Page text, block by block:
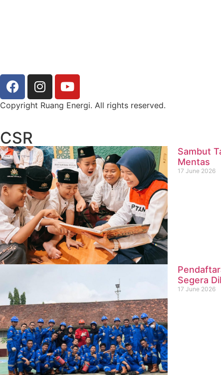
Copyright Ruang Energi. All rights reserved.
CSR
Sambut
Mentas
17 June 2026
Segera
17 June 2026